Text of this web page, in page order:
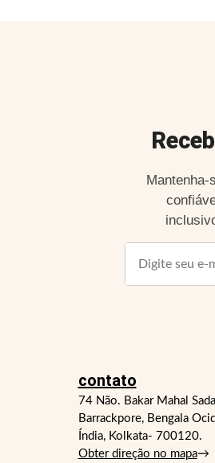
contato
74 Não. Bakar Mahal
Barrackpore, Bengala
Índia, Kolkata- 700120.
Obter direção no mapa→